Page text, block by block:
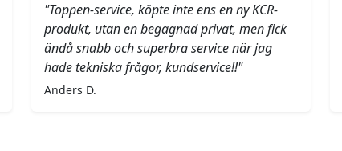
"Toppen-service, köpte inte ens en ny KCR-
produkt, utan en begagnad privat, men fick
ändå snabb och superbra service när jag
hade tekniska frågor, kundservice!!"
Anders D.